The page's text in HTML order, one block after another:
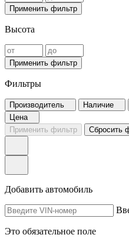
Применить фильтр
Высота
Применить фильтр
Фильтры
Производитель Наличие
Цена
Применить фильтр
Сбросить
Добавить автомобиль
Это обязательное поле